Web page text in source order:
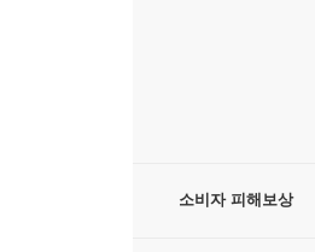
소비자 피해보상